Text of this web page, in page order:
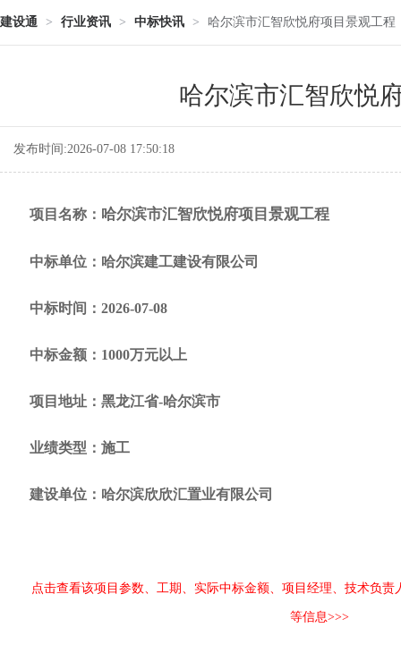
建设通 > 行业资讯 > 中标快讯 > 哈尔滨市汇智欣悦府项目景观工程
哈尔滨市汇智欣悦
发布时间:2026-07-08 17:50:18
项目名称： 哈尔滨市汇智欣悦府项目景观工程
中标单位：哈尔滨建工建设有限公司
中标时间：2026-07-08
中标金额：1000万元以上
项目地址：黑龙江省-哈尔滨市
业绩类型：施工
建设单位：哈尔滨欣欣汇置业有限公司
点击查看该项目参数、工期、实际中标金额、项目经理、技术负
等信息>>>